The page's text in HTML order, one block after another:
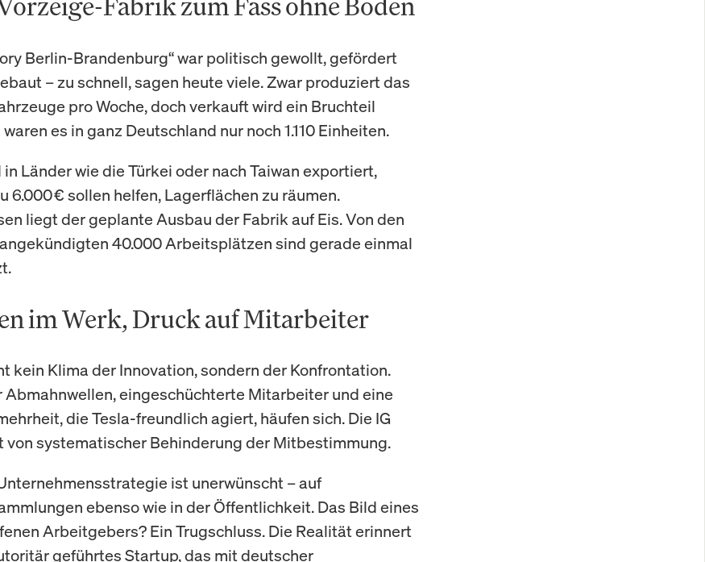
Berlin-Brandenburg“ war politisch gewollt, gefördert
– zu schnell, sagen heute viele. Zwar produziert das
pro Woche, doch verkauft wird ein Bruchteil
es in ganz Deutschland nur noch 1.110 Einheiten.
in Länder wie die Türkei oder nach Taiwan exportiert,
6.000 € sollen helfen, Lagerflächen zu räumen.
liegt der geplante Ausbau der Fabrik auf Eis. Von den
40.000 Arbeitsplätzen sind gerade einmal
im Werk, Druck auf Mitarbeiter
kein Klima der Innovation, sondern der Konfrontation.
Abmahnwellen, eingeschüchterte Mitarbeiter und eine
die Tesla-freundlich agiert, häufen sich. Die IG
von systematischer Behinderung der Mitbestimmung.
ist unerwünscht – auf
ebenso wie in der Öffentlichkeit. Das Bild eines
Arbeitgebers? Ein Trugschluss. Die Realität erinnert
geführtes Startup, das mit deutscher